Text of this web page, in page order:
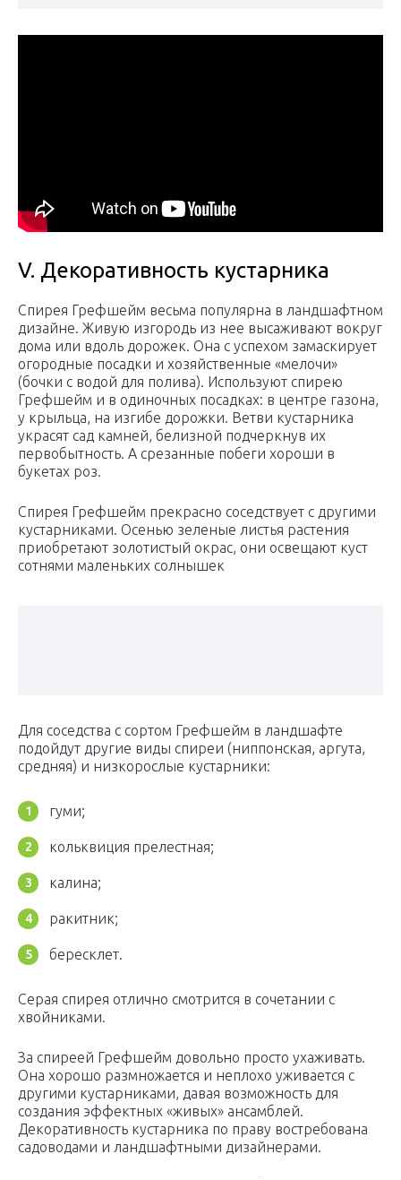
V. Декоративность кустарника
Спирея Грефшейм весьма популярна в ландшафтном
дизайне. Живую изгородь из нее высаживают вокруг
дома или вдоль дорожек. Она с успехом замаскирует
огородные посадки и хозяйственные «мелочи»
(бочки с водой для полива). Используют спирею
Грефшейм и в одиночных посадках: в центре газона,
у крыльца, на изгибе дорожки. Ветви кустарника
украсят сад камней, белизной подчеркнув их
первобытность. А срезанные побеги хороши в
букетах роз.
Спирея Грефшейм прекрасно соседствует с другими
кустарниками. Осенью зеленые листья растения
приобретают золотистый окрас, они освещают куст
сотнями маленьких солнышек
Для соседства с сортом Грефшейм в ландшафте
подойдут другие виды спиреи (ниппонская, аргута,
средняя) и низкорослые кустарники:
гуми;
кольквиция прелестная;
калина;
ракитник;
бересклет.
Серая спирея отлично смотрится в сочетании с
хвойниками.
За спиреей Грефшейм довольно просто ухаживать.
Она хорошо размножается и неплохо уживается с
другими кустарниками, давая возможность для
создания эффектных «живых» ансамблей.
Декоративность кустарника по праву востребована
садоводами и ландшафтными дизайнерами.